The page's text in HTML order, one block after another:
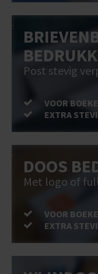
Post stevig
VOOR
EXTRA
DOOS
Met logo of
VOOR
EXTRA